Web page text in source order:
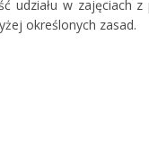
udziału w zajęciach
określonych zasad.